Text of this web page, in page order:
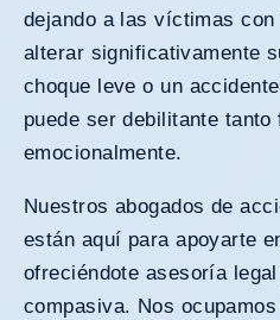
dejando a las víctimas con
alterar significativamente
choque leve o un
puede ser debilitante
emocionalmente.
Nuestros abogados de
están aquí para apoyarte
ofreciéndote asesoría
compasiva. Nos